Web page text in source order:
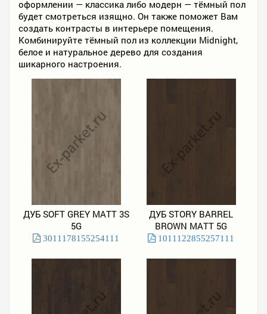
оформлении — классика либо модерн — тёмный пол
будет смотреться изящно. Он также поможет Вам
создать контрасты в интерьере помещения.
Комбинируйте тёмный пол из коллекции Midnight,
белое и натуральное дерево для создания
шикарного настроения.
ДУБ SOFT GREY MATT 3S
5G
3011178155254111
ДУБ STORY BARREL
BROWN MATT 5G
1011122855257111